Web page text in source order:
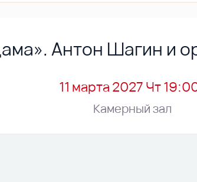
Антон Шагин и
11 марта 2027 Чт
Камерный зал